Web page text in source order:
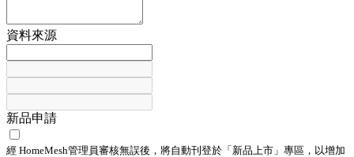
資料來源
新品申請
經 HomeMesh管理員審核無誤後，將自動刊登於「 新品上市 」專區，以增加